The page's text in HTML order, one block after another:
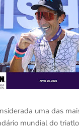
uma das
mundial do